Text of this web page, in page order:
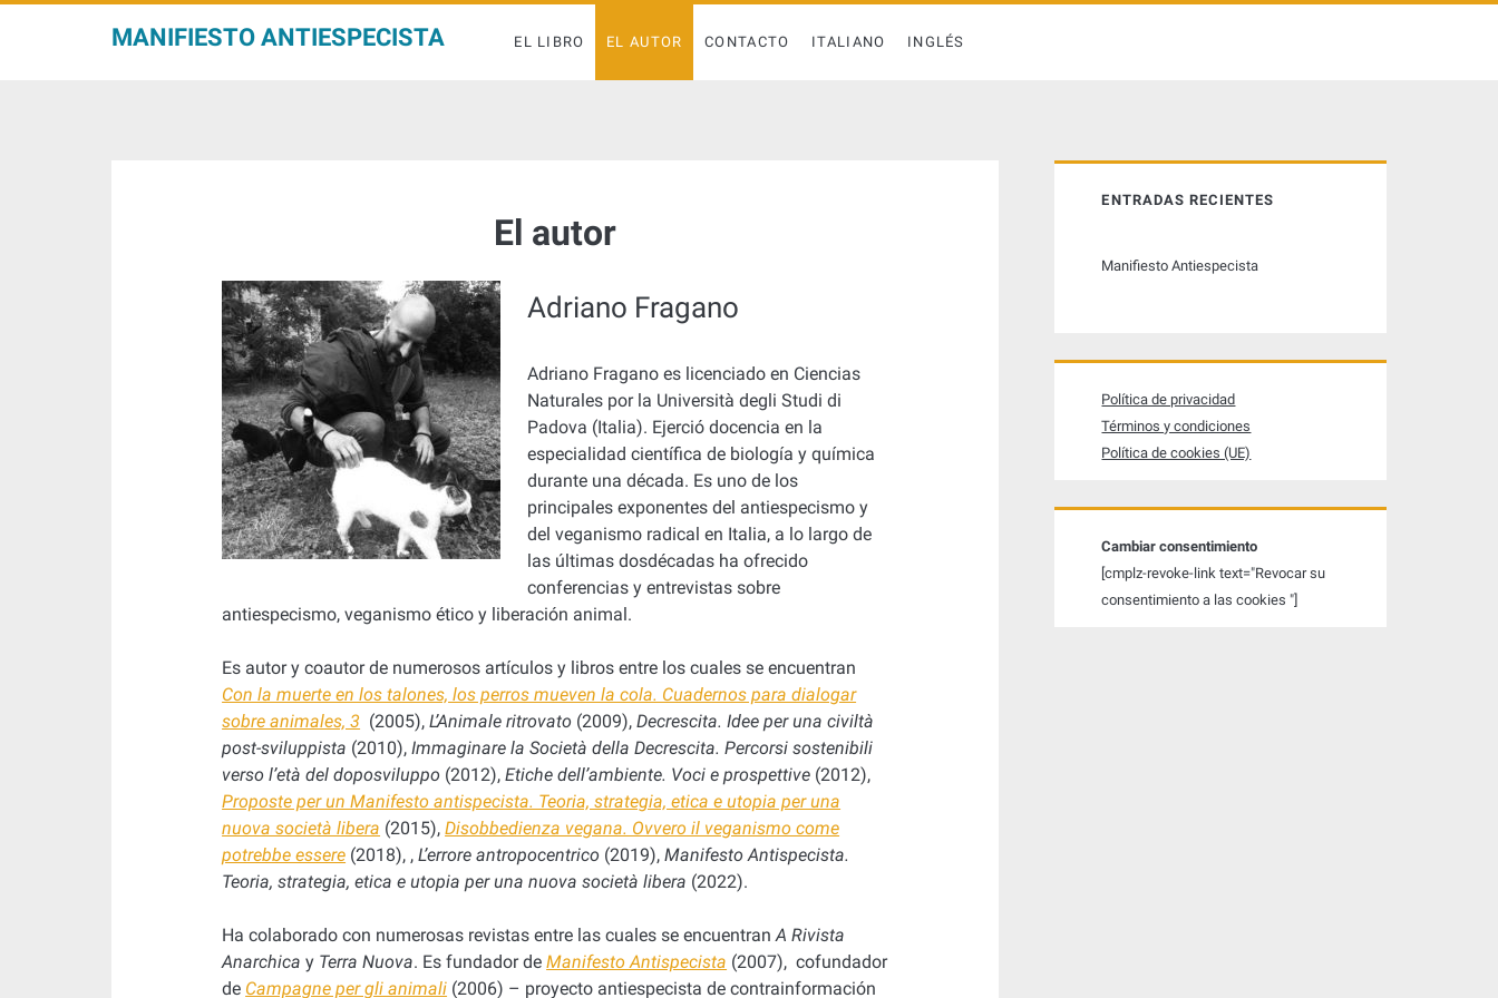
MANIFIESTO ANTIESPECISTA EL LIBRO EL AUTOR CONTACTO ITALIANO INGLÉS
El autor
Adriano Fragano
Adriano Fragano es licenciado en Ciencias
Naturales por la Università degli Studi di
Padova (Italia). Ejerció docencia en la
especialidad científica de biología y química
durante una década. Es uno de los
principales exponentes del antiespecismo y
del veganismo radical en Italia, a lo largo de
las últimas dosdécadas ha ofrecido
conferencias y entrevistas sobre
antiespecismo, veganismo ético y liberación animal.
Es autor y coautor de numerosos artículos y libros entre los cuales se encuentran
Con la muerte en los talones, los perros mueven la cola. Cuadernos para dialogar
sobre animales, 3 (2005),L’Animale ritrovato (2009),Decrescita. Idee per una civiltà
post-sviluppista (2010),Immaginare la Società della Decrescita. Percorsi sostenibili
verso l’età del doposviluppo (2012),Etiche dell’ambiente. Voci e prospettive (2012),
Proposte per un Manifesto antispecista. Teoria, strategia, etica e utopia per una
nuova società libera (2015),Disobbedienza vegana. Ovvero il veganismo come
potrebbe essere (2018), ,L’errore antropocentrico (2019),Manifesto Antispecista.
Teoria, strategia, etica e utopia per una nuova società libera (2022).
Ha colaborado con numerosas revistas entre las cuales se encuentranA Rivista
Anarchica y Terra Nuova. Es fundador deManifesto Antispecista (2007), cofundador
de Campagne per gli animali (2006) – proyecto antiespecista de contrainformación
r
a
ENTRADAS RECIENTES
Manifiesto Antiespecista
Política de privacidad
Términos y condiciones
Política de cookies (UE)
Cambiar consentimiento
[cmplz-revoke-link text="Revocar su
consentimiento a las cookies "]